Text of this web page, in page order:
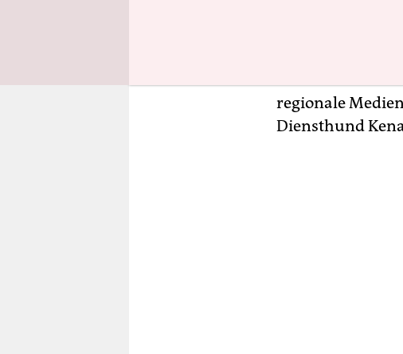
Jendrny ist
zu den
regionale
Diensthund